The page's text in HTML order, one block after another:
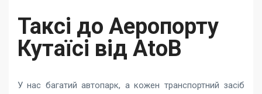
Таксі до Аеропорту
Кутаїсі від AtoB
У нас багатий автопарк, а кожен транспортний засіб